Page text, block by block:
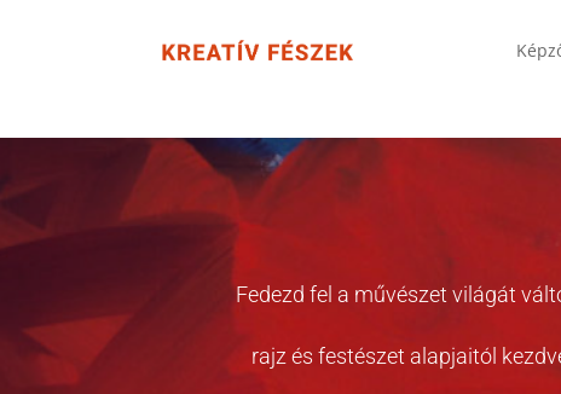
Fedezd fel a művészet világát
rajz és festészet alapjaitól